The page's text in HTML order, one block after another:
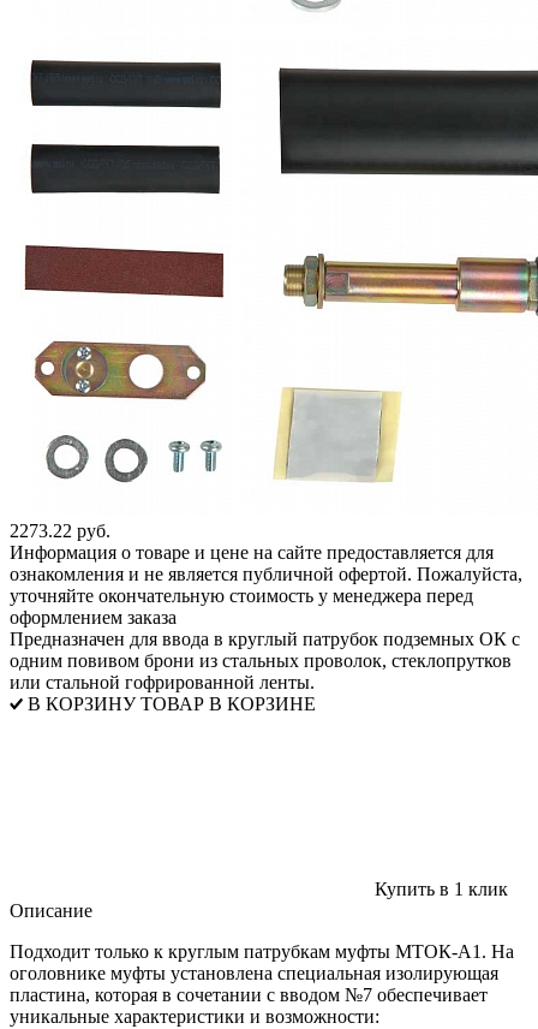
2273.22 руб.
Информация о товаре и цене на сайте предоставляется для
ознакомления и не является публичной офертой. Пожалуйста,
уточняйте окончательную стоимость у менеджера перед
оформлением заказа
Предназначен для ввода в круглый патрубок подземных ОК с
одним повивом брони из стальных проволок, стеклопрутков
или стальной гофрированной ленты.
В КОРЗИНУ ТОВАР В КОРЗИНЕ
Купить в 1 клик
Описание
Подходит только к круглым патрубкам муфты МТОК-А1. На
оголовнике муфты установлена специальная изолирующая
пластина, которая в сочетании с вводом №7 обеспечивает
уникальные характеристики и возможности: